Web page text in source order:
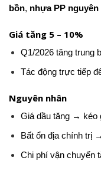
bồn, nhựa PP nguyên
Giá tăng 5 – 10%
Q1/2026 tăng trung
Tác động trực tiếp
Nguyên nhân
Giá dầu tăng → kéo
Bất ổn địa chính trị
Chi phí vận chuyển